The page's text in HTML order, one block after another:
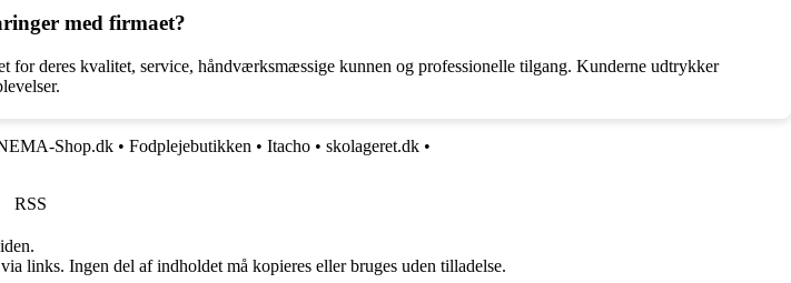
med firmaet?
for deres kvalitet, service, håndværksmæssige kunnen og professionelle tilgang. Kunderne udtrykker
Shop.dk • Fodplejebutikken • Itacho • skolageret.dk •
RSS
links. Ingen del af indholdet må kopieres eller bruges uden tilladelse.